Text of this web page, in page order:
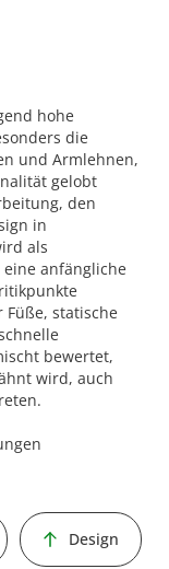
hohe
die
und Armlehnen,
gelobt
den
in
als
anfängliche
statische
bewertet,
wird, auch
Design